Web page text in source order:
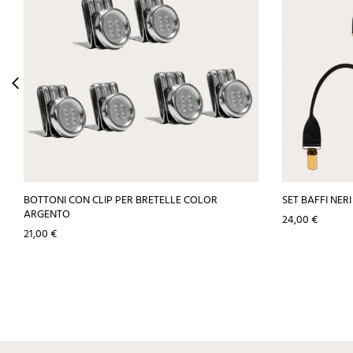
BOTTONI CON CLIP PER BRETELLE COLOR
ARGENTO
Prezzo
21,00 €
SET BAFFI
Prezzo
24,00 €